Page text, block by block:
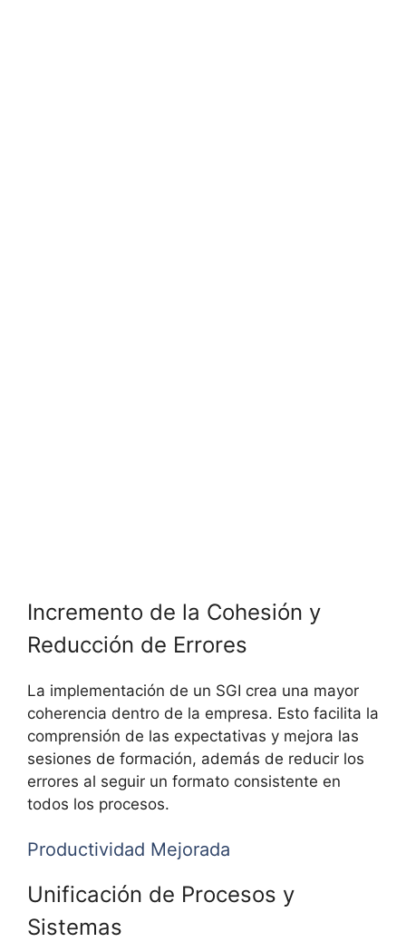
Incremento de la Cohesión y
Reducción de Errores
La implementación de un SGI crea una mayor
coherencia dentro de la empresa. Esto facilita la
comprensión de las expectativas y mejora las
sesiones de formación, además de reducir los
errores al seguir un formato consistente en
todos los procesos.
Productividad Mejorada
Unificación de Procesos y
Sistemas